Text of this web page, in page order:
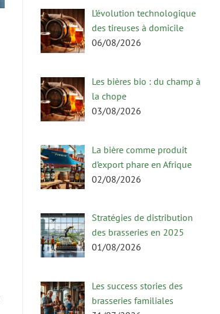
L’évolution technologique
des tireuses à domicile
06/08/2026
Les bières bio : du champ à
la chope
03/08/2026
La bière comme produit
d’export phare en Afrique
02/08/2026
Stratégies de distribution
des brasseries en 2025
01/08/2026
Les success stories des
brasseries familiales